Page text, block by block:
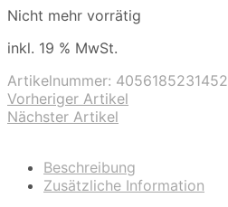
Nicht mehr vorrätig
inkl. 19 % MwSt.
Artikelnummer: 4056185231452
Vorheriger Artikel
Nächster Artikel
Beschreibung
Zusätzliche Information